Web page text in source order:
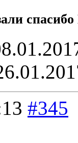
#345